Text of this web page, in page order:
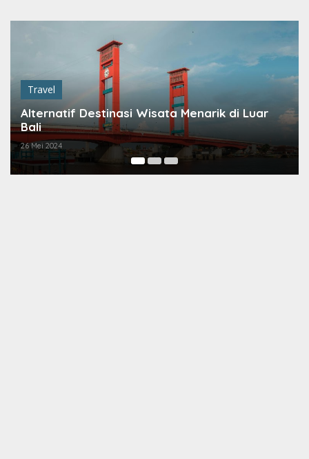
Travel
Alternatif Destinasi Wisata Menarik di Luar
Bali
26 Mei 2024